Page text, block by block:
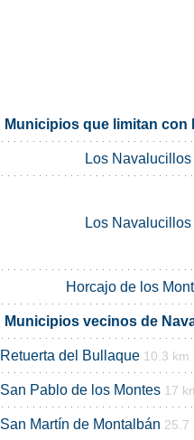
Municipios que limitan con
Los Navalucillos
Los Navalucillos
Horcajo de los
Municipios vecinos de
Retuerta del Bullaque 10.3 km
San Pablo de los Montes 17
San Martín de Montalbán 25.7